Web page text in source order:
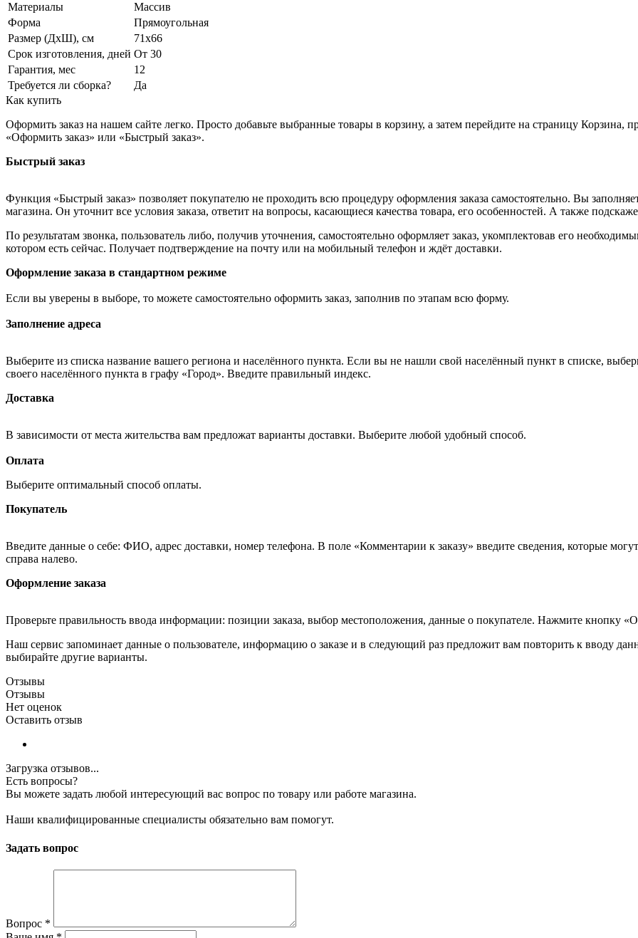
Материалы
Массив
Форма
Прямоугольная
Размер (ДхШ), см
71х66
Срок изготовления, дней От 30
Гарантия, мес
12
Требуется ли сборка?
Да
Как купить
Оформить заказ на нашем сайте легко. Просто добавьте выбранные товары в корзину, а затем перейдите на страницу Корзина,
«Оформить заказ» или «Быстрый заказ».
Быстрый заказ
Функция «Быстрый заказ» позволяет покупателю не проходить всю процедуру оформления заказа самостоятельно. Вы
магазина. Он уточнит все условия заказа, ответит на вопросы, касающиеся качества товара, его особенностей. А также
По результатам звонка, пользователь либо, получив уточнения, самостоятельно оформляет заказ, укомплектовав его
котором есть сейчас. Получает подтверждение на почту или на мобильный телефон и ждёт доставки.
Оформление заказа в стандартном режиме
Если вы уверены в выборе, то можете самостоятельно оформить заказ, заполнив по этапам всю форму.
Заполнение адреса
Выберите из списка название вашего региона и населённого пункта. Если вы не нашли свой населённый пункт в списке,
своего населённого пункта в графу «Город». Введите правильный индекс.
Доставка
В зависимости от места жительства вам предложат варианты доставки. Выберите любой удобный способ.
Оплата
Выберите оптимальный способ оплаты.
Покупатель
Введите данные о себе: ФИО, адрес доставки, номер телефона. В поле «Комментарии к заказу» введите сведения, которые
справа налево.
Оформление заказа
Проверьте правильность ввода информации: позиции заказа, выбор местоположения, данные о покупателе. Нажмите кнопку
Наш сервис запоминает данные о пользователе, информацию о заказе и в следующий раз предложит вам повторить к вводу
выбирайте другие варианты.
Отзывы
Отзывы
Нет оценок
Оставить отзыв
Загрузка отзывов...
Есть вопросы?
Вы можете задать любой интересующий вас вопрос по товару или работе магазина.
Наши квалифицированные специалисты обязательно вам помогут.
Задать вопрос
Вопрос *